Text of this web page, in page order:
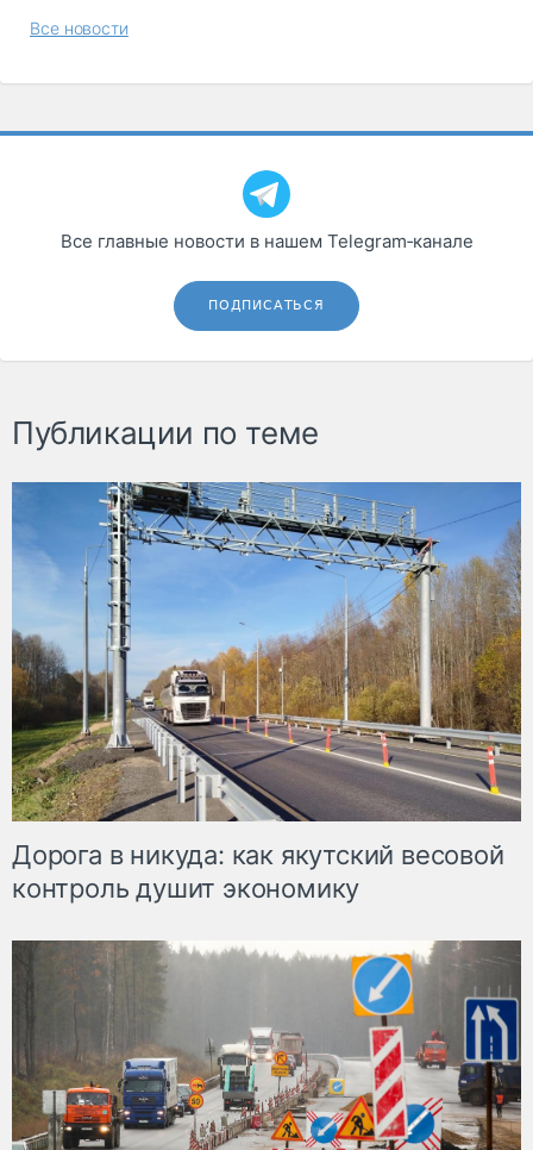
Все новости
Все главные новости в нашем Telegram‑канале
ПОДПИСАТЬСЯ
Публикации по теме
Дорога в никуда: как якутский весовой
контроль душит экономику